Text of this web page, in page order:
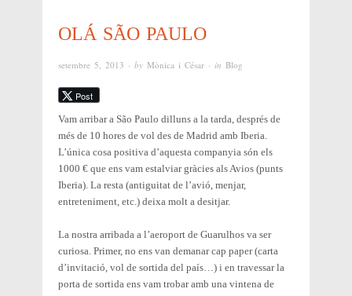
OLÁ SÃO PAULO
setembre 5, 2013 · by Mònica i César · in Blog
Post
Vam arribar a São Paulo dilluns a la tarda, després de
més de 10 hores de vol des de Madrid amb Iberia.
L’única cosa positiva d’aquesta companyia són els
1000 € que ens vam estalviar gràcies als Avios (punts
Iberia). La resta (antiguitat de l’avió, menjar,
entreteniment, etc.) deixa molt a desitjar.
La nostra arribada a l’aeroport de Guarulhos va ser
curiosa. Primer, no ens van demanar cap paper (carta
d’invitació, vol de sortida del país…) i en travessar la
porta de sortida ens vam trobar amb una vintena de